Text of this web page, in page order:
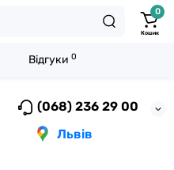
(068) 236 29 00
Львів
0
Кошик
Відгуки 0